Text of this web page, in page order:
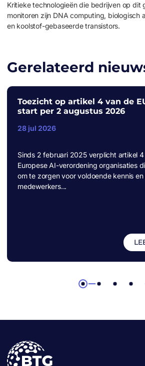
Kritieke technologieën die bedrijven op dit
monitoren zijn DNA computing, biologisch
en koolstof-gebaseerde transistors.
Gerelateerd
Toezicht op artikel 4 van de
start per 2 augustus 2026
28 jul 2026
Sinds 2 februari 2025 verplicht artikel
Europese AI-verordening organisaties
om te zorgen voor voldoende kennis
medewerkers...
1 2 3 4